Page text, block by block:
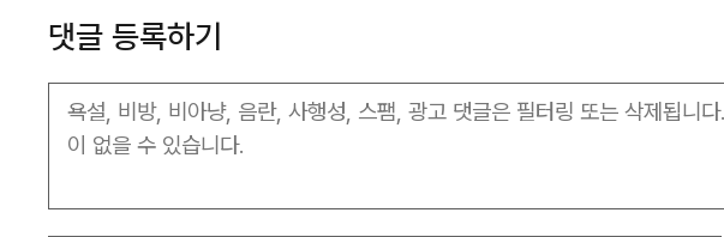
댓글 등록하기